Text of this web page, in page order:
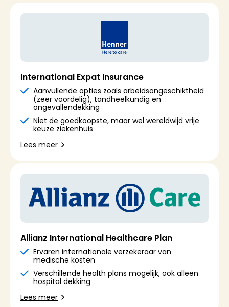
International Expat Insurance
Aanvullende opties zoals arbeidsongeschiktheid
(zeer voordelig), tandheelkundig en
ongevallendekking
Niet de goedkoopste, maar wel wereldwijd vrije
keuze ziekenhuis
Lees meer
Allianz International Healthcare Plan
Ervaren internationale verzekeraar van
medische kosten
Verschillende health plans mogelijk, ook alleen
hospital dekking
Lees meer